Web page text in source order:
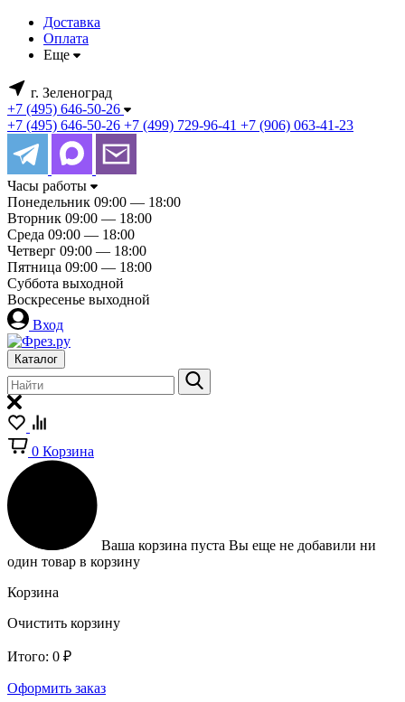
Доставка
Оплата
Еще
г. Зеленоград
+7 (495) 646-50-26
+7 (495) 646-50-26 +7 (499) 729-96-41 +7 (906) 063-41-23
Часы работы
Понедельник 09:00 — 18:00
Вторник 09:00 — 18:00
Среда 09:00 — 18:00
Четверг 09:00 — 18:00
Пятница 09:00 — 18:00
Суббота выходной
Воскресенье выходной
Вход
Каталог
0 Корзина
Ваша корзина пуста Вы еще не добавили ни
один товар в корзину
Корзина
Очистить корзину
Итого: 0 ₽
Оформить заказ